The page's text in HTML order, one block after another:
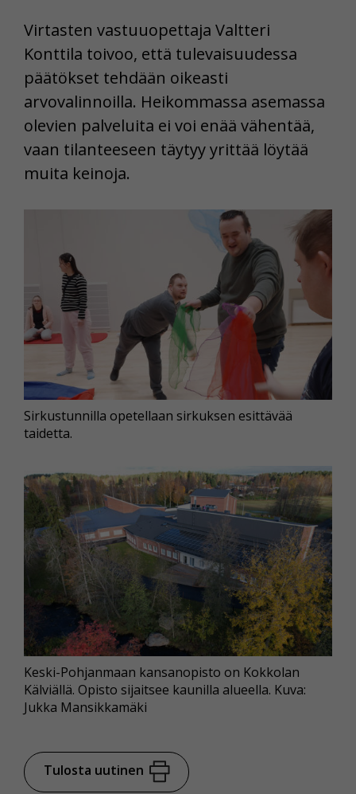
Virtasten vastuuopettaja Valtteri
Konttila toivoo, että tulevaisuudessa
päätökset tehdään oikeasti
arvovalinnoilla. Heikommassa asemassa
olevien palveluita ei voi enää vähentää,
vaan tilanteeseen täytyy yrittää löytää
muita keinoja.
Sirkustunnilla opetellaan sirkuksen esittävää
taidetta.
Keski-Pohjanmaan kansanopisto on Kokkolan
Kälviällä. Opisto sijaitsee kaunilla alueella. Kuva:
Jukka Mansikkamäki
Tulosta uutinen